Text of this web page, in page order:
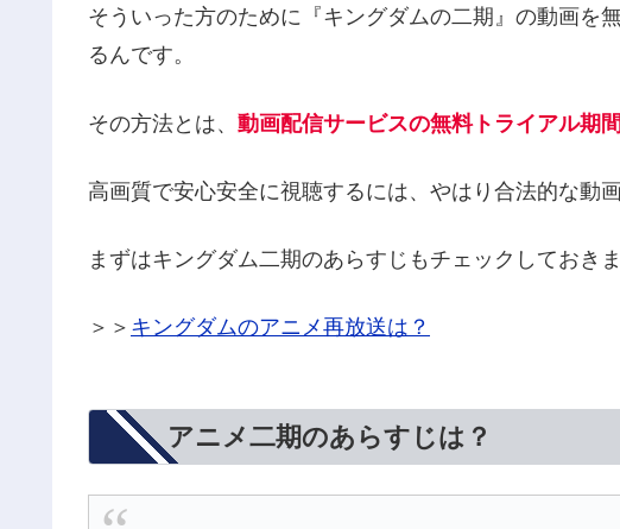
そういった方のために『キングダムの二期』の動画を
るんです。
その方法とは、 動画配信サービスの無料トライアル期間
高画質で安心安全に視聴するには、やはり合法的な動
まずはキングダム二期のあらすじもチェックしておきま
＞＞ キングダムのアニメ再放送は？
アニメ二期のあらすじは？